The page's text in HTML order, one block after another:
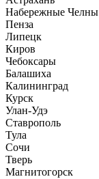
Набережные Челны
Пенза
Липецк
Киров
Чебоксары
Балашиха
Калининград
Курск
Улан-Удэ
Ставрополь
Тула
Сочи
Тверь
Магнитогорск